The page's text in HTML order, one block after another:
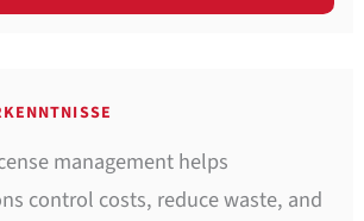
management helps
control costs, reduce waste, and